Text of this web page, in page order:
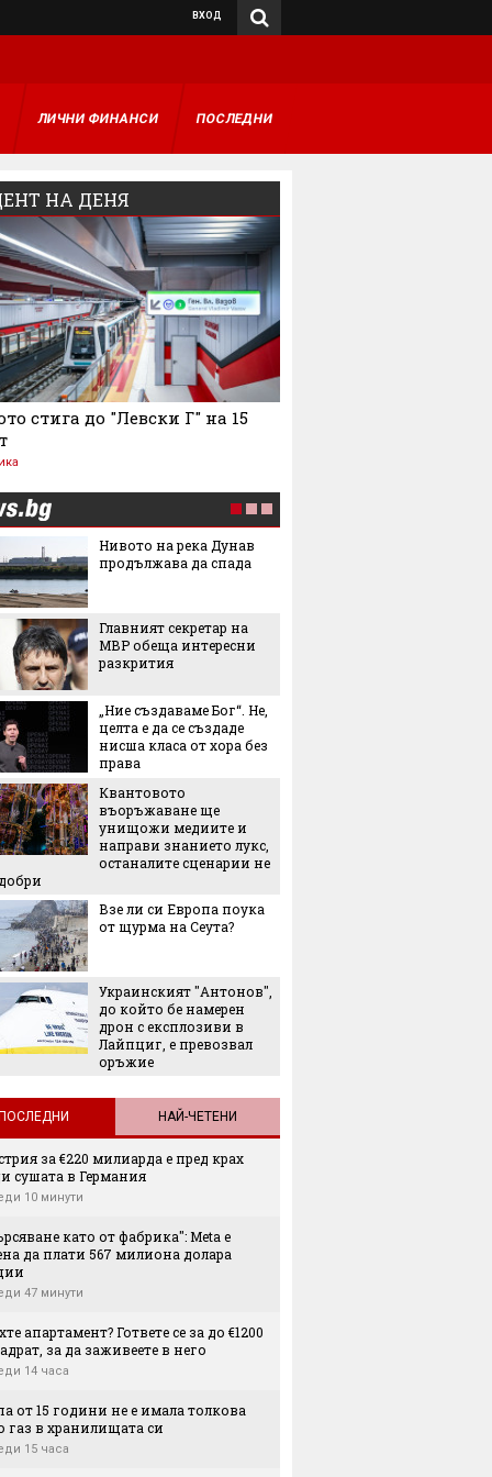
ВХОД
ЛИЧНИ ФИНАНСИ ПОСЛЕДНИ
НА ДЕНЯ
стига до "Левски Г" на 15
Нивото на река Дунав
продължава да спада
Главният секретар на
МВР обеща интересни
разкрития
„Ние създаваме Бог“. Не,
целта е да се създаде
нисша класа от хора без
права
Квантовото
въоръжаване ще
унищожи медиите и
направи знанието лукс,
останалите сценарии не
Взе ли си Европа поука
от щурма на Сеута?
Украинският "Антонов",
до който бе намерен
дрон с експлозиви в
Лайпциг, е превозвал
оръжие
НАЙ-ЧЕТЕНИ
за €220 милиарда е пред крах
сушата в Германия
10 минути
като от фабрика": Meta е
да плати 567 милиона долара
47 минути
апартамент? Гответе се за до €1200
за да заживеете в него
14 часа
от 15 години не е имала толкова
газ в хранилищата си
15 часа